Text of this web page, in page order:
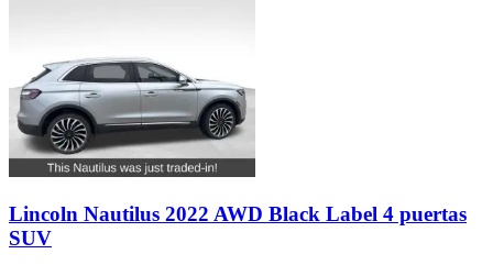
Lincoln Nautilus 2022 AWD Black Label 4 puertas
SUV